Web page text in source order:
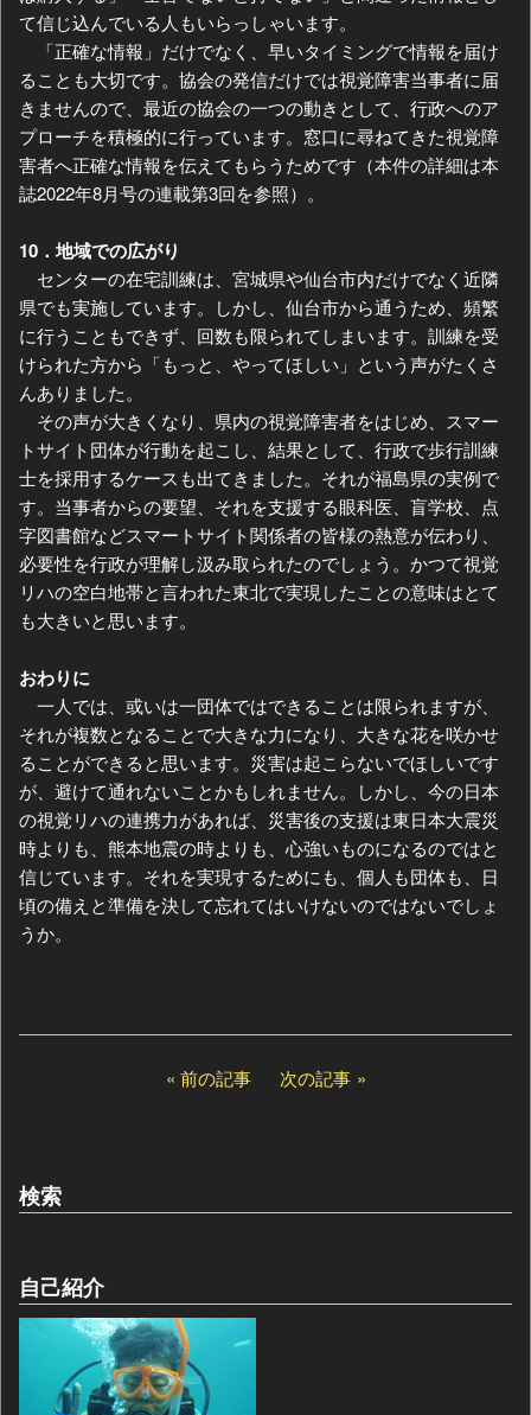
て信じ込んでいる人もいらっしゃいます。
「正確な情報」だけでなく、早いタイミングで情報を届け
ることも大切です。協会の発信だけでは視覚障害当事者に届
きませんので、最近の協会の一つの動きとして、行政へのア
プローチを積極的に行っています。窓口に尋ねてきた視覚障
害者へ正確な情報を伝えてもらうためです（本件の詳細は本
誌2022年8月号の連載第3回を参照）。
10．地域での広がり
センターの在宅訓練は、宮城県や仙台市内だけでなく近隣
県でも実施しています。しかし、仙台市から通うため、頻繁
に行うこともできず、回数も限られてしまいます。訓練を受
けられた方から「もっと、やってほしい」という声がたくさ
んありました。
その声が大きくなり、県内の視覚障害者をはじめ、スマー
トサイト団体が行動を起こし、結果として、行政で歩行訓練
士を採用するケースも出てきました。それが福島県の実例で
す。当事者からの要望、それを支援する眼科医、盲学校、点
字図書館などスマートサイト関係者の皆様の熱意が伝わり、
必要性を行政が理解し汲み取られたのでしょう。かつて視覚
リハの空白地帯と言われた東北で実現したことの意味はとて
も大きいと思います。
おわりに
一人では、或いは一団体ではできることは限られますが、
それが複数となることで大きな力になり、大きな花を咲かせ
ることができると思います。災害は起こらないでほしいです
が、避けて通れないことかもしれません。しかし、今の日本
の視覚リハの連携力があれば、災害後の支援は東日本大震災
時よりも、熊本地震の時よりも、心強いものになるのではと
信じています。それを実現するためにも、個人も団体も、日
頃の備えと準備を決して忘れてはいけないのではないでしょ
うか。
前の記事 次の記事
検索
自己紹介